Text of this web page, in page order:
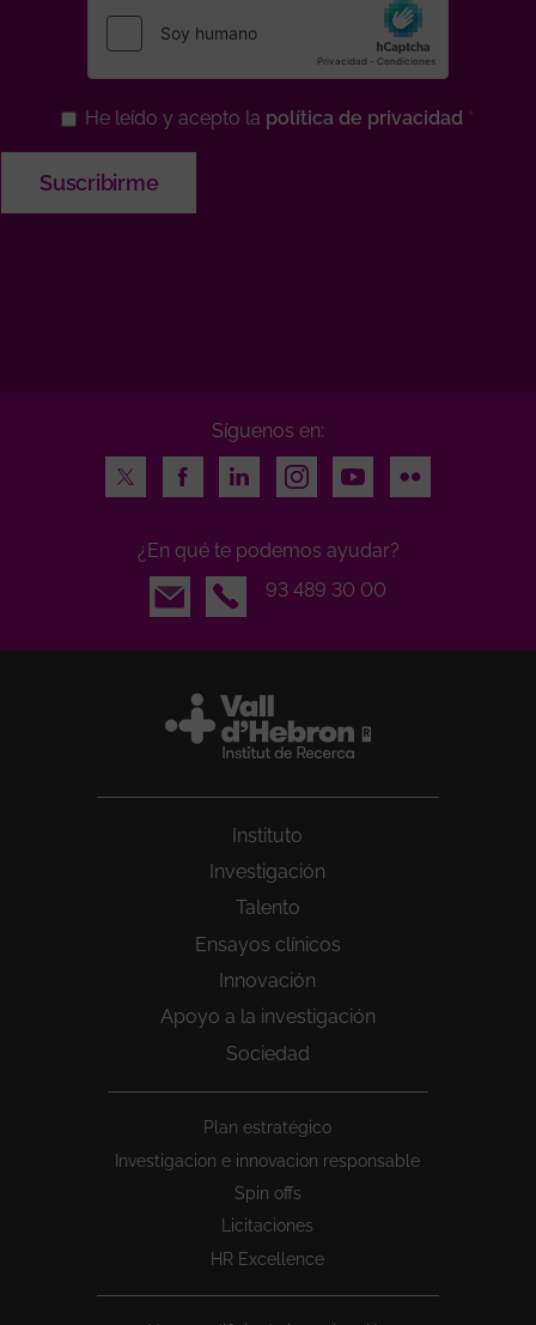
He leído y acepto la política de privacidad
Síguenos en:
Twitter
FacebookLinkedInInstagramYoutubeFlickr
¿En qué te podemos ayudar?
Email
93 489 30 00
Instituto
Investigación
Talento
Ensayos clínicos
Innovación
Apoyo a la investigación
Sociedad
Plan estratégico
Investigacion e innovacion responsable
Spin offs
Licitaciones
HR Excellence